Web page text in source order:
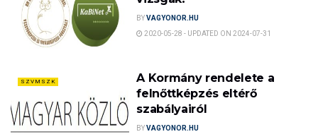
BYVAGYONOR.HU
2020-05-28 - UPDATED ON 2024-07-31
SZVMSZK
A Kormány rendelete a
felnőttképzés eltérő
szabályairól
BYVAGYONOR.HU